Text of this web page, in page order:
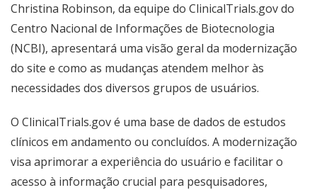
Christina Robinson, da equipe do ClinicalTrials.gov do
Centro Nacional de Informações de Biotecnologia
(NCBI), apresentará uma visão geral da modernização
do site e como as mudanças atendem melhor às
necessidades dos diversos grupos de usuários.
O ClinicalTrials.gov é uma base de dados de estudos
clínicos em andamento ou concluídos. A modernização
visa aprimorar a experiência do usuário e facilitar o
acesso à informação crucial para pesquisadores,